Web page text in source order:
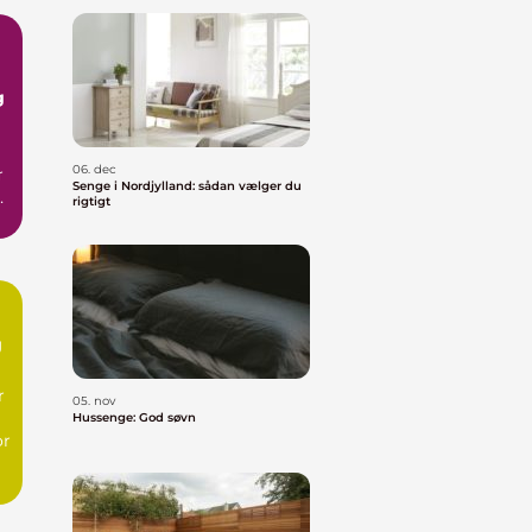
06. dec
Senge i Nordjylland: sådan vælger du
rigtigt
05. nov
Hussenge: God søvn